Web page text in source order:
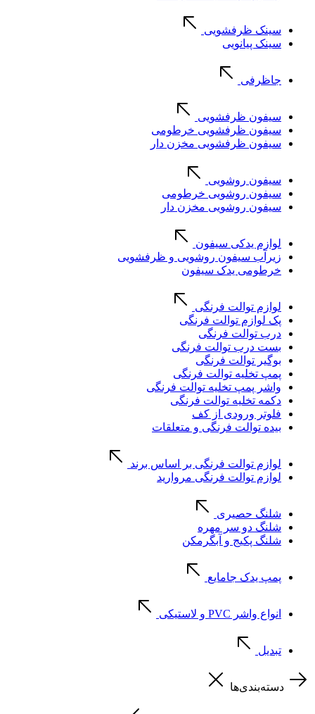
سینک ظرفشویی
سینک پیانویی
جاظرفی
سیفون ظرفشویی
سیفون ظرفشویی خرطومی
سیفون ظرفشویی مخزن دار
سیفون روشویی
سیفون روشویی خرطومی
سیفون روشویی مخزن دار
لوازم یدکی سیفون
زیرآب سیفون روشویی و ظرفشویی
خرطومی یدک سیفون
لوازم توالت فرنگی
پک لوازم توالت فرنگی
درب توالت فرنگی
بست درب توالت فرنگی
بوگیر توالت فرنگی
پمپ تخلیه توالت فرنگی
واشر پمپ تخلیه توالت فرنگی
دکمه تخلیه توالت فرنگی
فلوتر ورودی از کف
بیده توالت فرنگی و متعلقات
لوازم توالت فرنگی بر اساس برند
لوازم توالت فرنگی مروارید
شلنگ حصیری
شلنگ دو سر مهره
شلنگ پکیج و آبگرمکن
پمپ یدک جامایع
انواع واشر PVC و لاستیکی
تبدیل
دسته‌بندی‌ها